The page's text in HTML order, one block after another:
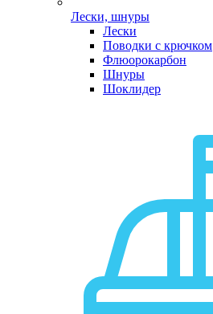
Лески, шнуры
Лески
Поводки с крючком
Флюорокарбон
Шнуры
Шоклидер